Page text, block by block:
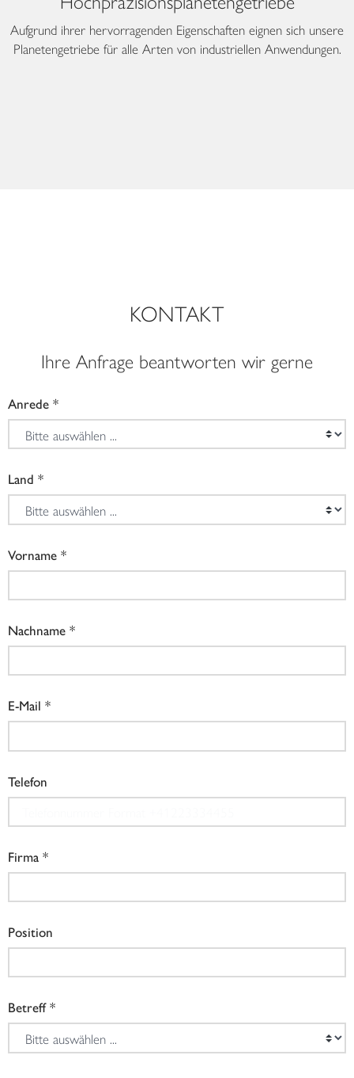
Aufgrund ihrer hervorragenden Eigenschaften eignen sich unsere
Planetengetriebe für alle Arten von industriellen Anwendungen.
KONTAKT
Ihre Anfrage beantworten wir gerne
Anrede
Land
Vorname
Nachname
E-Mail
Telefon
Firma
Position
Betreff